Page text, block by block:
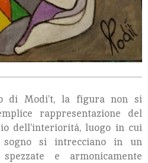
di Modi’t, la figura non si
rappresentazione del
dell’interiorità, luogo in cui
sogno si intrecciano in un
e armonicamente